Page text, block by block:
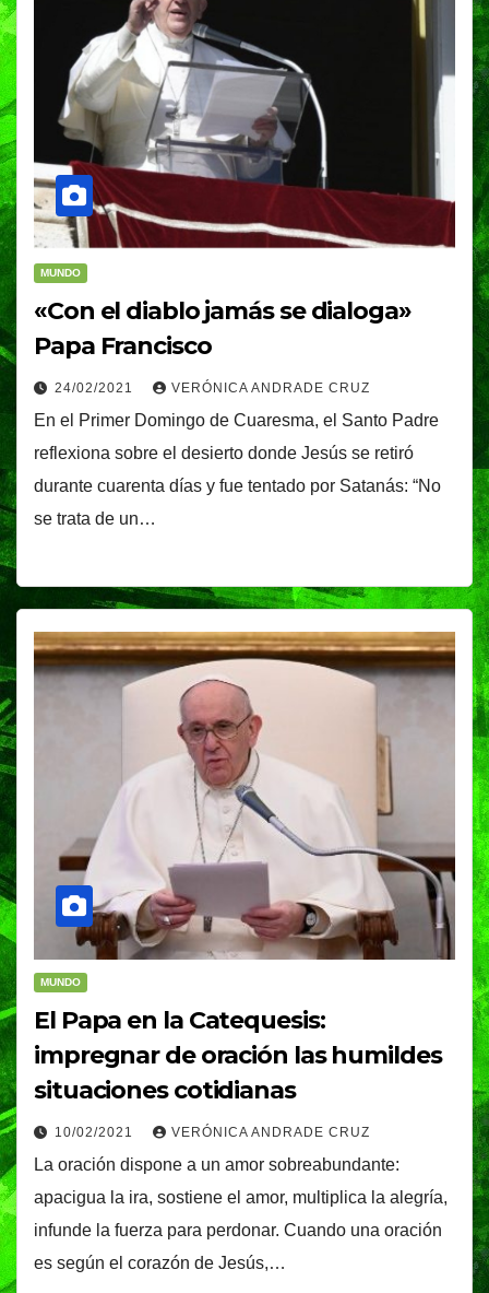
MUNDO
«Con el diablo jamás se dialoga»
Papa Francisco
24/02/2021 VERÓNICA ANDRADE CRUZ
En el Primer Domingo de Cuaresma, el Santo Padre
reflexiona sobre el desierto donde Jesús se retiró
durante cuarenta días y fue tentado por Satanás: “No
se trata de un…
MUNDO
El Papa en la Catequesis:
impregnar de oración las humildes
situaciones cotidianas
10/02/2021 VERÓNICA ANDRADE CRUZ
La oración dispone a un amor sobreabundante:
apacigua la ira, sostiene el amor, multiplica la alegría,
infunde la fuerza para perdonar. Cuando una oración
es según el corazón de Jesús,…